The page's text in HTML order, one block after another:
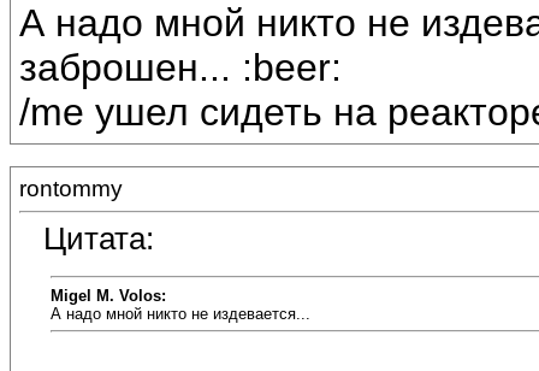
А надо мной никто не
заброшен... :beer:
/me ушел сидеть на
rontommy
Цитата:
Migel M. Volos:
А надо мной никто не издевается...